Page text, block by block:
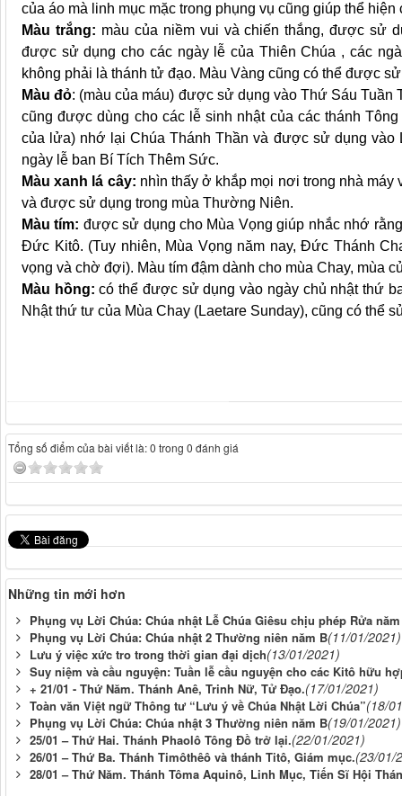
của áo mà linh mục mặc trong phụng vụ cũng giúp thể
Màu trắng: màu của niềm vui và chiến thắng, được sử
được sử dụng cho các ngày lễ của Thiên Chúa , các
không phải là thánh tử đạo. Màu Vàng cũng có thể được
Màu đỏ: (màu của máu) được sử dụng vào Thứ Sáu Tuần
cũng được dùng cho các lễ sinh nhật của các thánh
của lửa) nhớ lại Chúa Thánh Thần và được sử dụng vào
ngày lễ ban Bí Tích Thêm Sức.
Màu xanh lá cây: nhìn thấy ở khắp mọi nơi trong nhà
và được sử dụng trong mùa Thường Niên.
Màu tím: được sử dụng cho Mùa Vọng giúp nhắc nhớ
Đức Kitô. (Tuy nhiên, Mùa Vọng năm nay, Đức Thánh
vọng và chờ đợi). Màu tím đậm dành cho mùa Chay, mùa
Màu hồng:có thể được sử dụng vào ngày chủ nhật thứ
Nhật thứ tư của Mùa Chay (Laetare Sunday), cũng có thể
Tổng số điểm của bài viết là: 0 trong 0 đánh giá
Những tin mới hơn
Phụng vụ Lời Chúa: Chúa nhật Lễ Chúa Giêsu chịu phép Rửa
Phụng vụ Lời Chúa: Chúa nhật 2 Thường niên năm B(11/01/2021)
Lưu ý việc xức tro trong thời gian đại dịch(13/01/2021)
Suy niệm và cầu nguyện: Tuần lễ cầu nguyện cho các Kitô hữu
+ 21/01 - Thứ Năm. Thánh Anê, Trinh Nữ, Tử Ðạo.(17/01/2021)
Toàn văn Việt ngữ Thông tư “Lưu ý về Chúa Nhật Lời Chúa”(18/
Phụng vụ Lời Chúa: Chúa nhật 3 Thường niên năm B(19/01/2021)
25/01 – Thứ Hai. Thánh Phaolô Tông Đồ trở lại.(22/01/2021)
26/01 – Thứ Ba. Thánh Timôthêô và thánh Titô, Giám mục.(23/01/
28/01 – Thứ Năm. Thánh Tôma Aquinô, Linh Mục, Tiến Sĩ Hội